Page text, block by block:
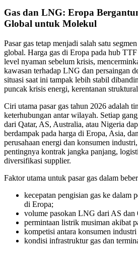
Gas dan LNG: Eropa
Global untuk Molekul
Pasar gas tetap menjadi salah satu
global. Harga gas di Eropa pada hub
level nyaman sebelum krisis,
kawasan terhadap LNG dan persaingan
situasi saat ini tampak lebih stabil
puncak krisis energi, kerentanan
Ciri utama pasar gas tahun 2026 adalah
keterhubungan antar wilayah. Setiap
dari Qatar, AS, Australia, atau Nigeria
berdampak pada harga di Eropa, Asia,
perusahaan energi dan konsumen
pentingnya kontrak jangka panjang,
diversifikasi supplier.
Faktor utama untuk pasar gas dalam
kecepatan pengisian gas ke dalam
di Eropa;
volume pasokan LNG dari AS dan
permintaan listrik musiman akibat
kompetisi antara konsumen
kondisi infrastruktur gas dan